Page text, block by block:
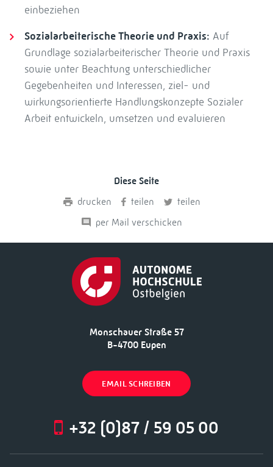
einbeziehen
Sozialarbeiterische Theorie und Praxis: Auf
Grundlage sozialarbeiterischer Theorie und Praxis
sowie unter Beachtung unterschiedlicher
Gegebenheiten und Interessen, ziel- und
wirkungsorientierte Handlungskonzepte Sozialer
Arbeit entwickeln, umsetzen und evaluieren
Diese Seite
drucken
teilen
teilen
per Mail verschicken
Monschauer Straße 57
B-4700 Eupen
EMAIL SCHREIBEN
+32 (0)87 / 59 05 00